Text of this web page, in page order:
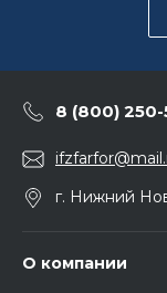
8 (800) 250-
г. Нижний
О компании